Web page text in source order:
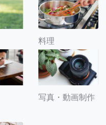
料理
写真・動画制作